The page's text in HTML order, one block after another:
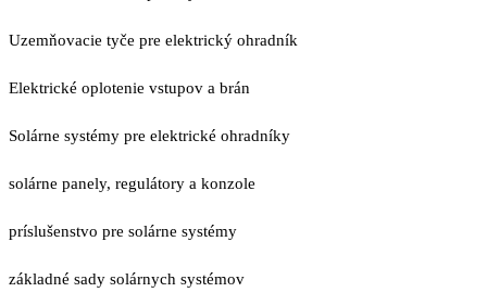
Uzemňovacie tyče pre elektrický ohradník
Elektrické oplotenie vstupov a brán
Solárne systémy pre elektrické ohradníky
solárne panely, regulátory a konzole
príslušenstvo pre solárne systémy
základné sady solárnych systémov